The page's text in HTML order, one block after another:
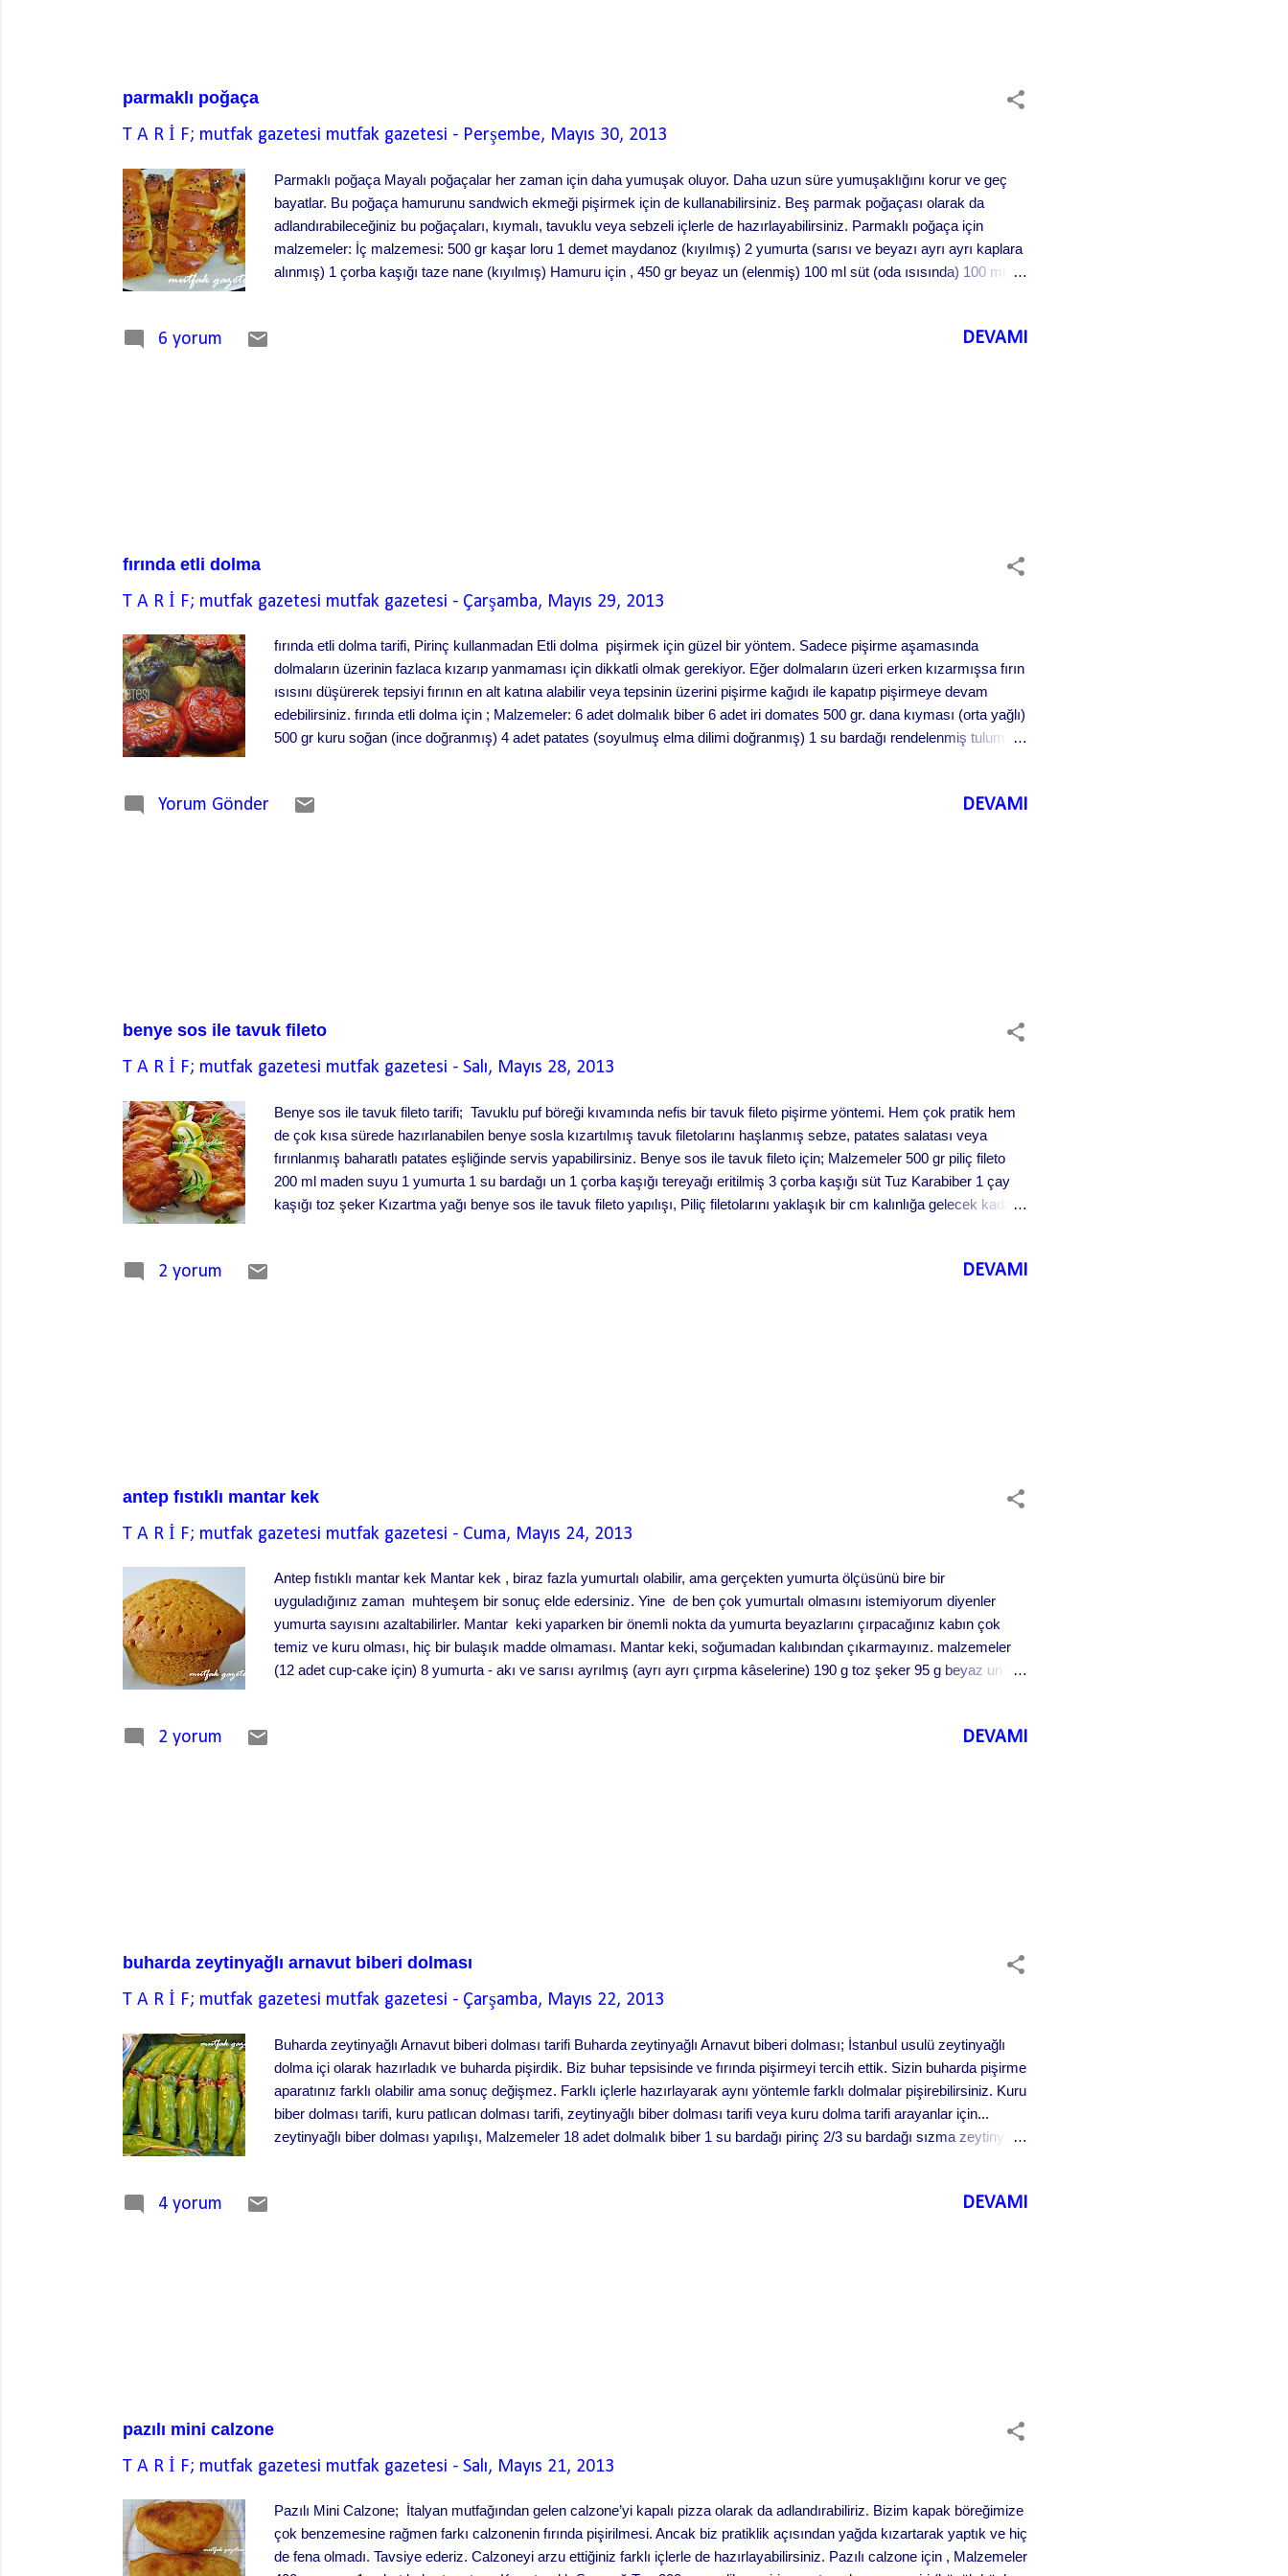
parmaklı poğaça
T A R İ F; mutfak gazetesi mutfak gazetesi - Perşembe, Mayıs 30, 2013
Parmaklı poğaça Mayalı poğaçalar her zaman için daha yumuşak oluyor. Daha uzun süre yumuşaklığını korur ve geç
bayatlar. Bu poğaça hamurunu sandwich ekmeği pişirmek için de kullanabilirsiniz. Beş parmak poğaçası olarak da
adlandırabileceğiniz bu poğaçaları, kıymalı, tavuklu veya sebzeli içlerle de hazırlayabilirsiniz. Parmaklı poğaça için
malzemeler: İç malzemesi: 500 gr kaşar loru 1 demet maydanoz (kıyılmış) 2 yumurta (sarısı ve beyazı ayrı ayrı kaplara
alınmış) 1 çorba kaşığı taze nane (kıyılmış) Hamuru için , 450 gr beyaz un (elenmiş) 100 ml süt (oda ısısında) 100 ml
6 yorum DEVAMI
fırında etli dolma
T A R İ F; mutfak gazetesi mutfak gazetesi - Çarşamba, Mayıs 29, 2013
fırında etli dolma tarifi, Pirinç kullanmadan Etli dolma pişirmek için güzel bir yöntem. Sadece pişirme aşamasında
dolmaların üzerinin fazlaca kızarıp yanmaması için dikkatli olmak gerekiyor. Eğer dolmaların üzeri erken kızarmışsa fırın
ısısını düşürerek tepsiyi fırının en alt katına alabilir veya tepsinin üzerini pişirme kağıdı ile kapatıp pişirmeye devam
edebilirsiniz. fırında etli dolma için ; Malzemeler: 6 adet dolmalık biber 6 adet iri domates 500 gr. dana kıyması (orta yağlı)
500 gr kuru soğan (ince doğranmış) 4 adet patates (soyulmuş elma dilimi doğranmış) 1 su bardağı rendelenmiş tulum
su bardağı kaynar su Fırında etli dolma nasıl yapılır,
Yorum Gönder DEVAMI
benye sos ile tavuk fileto
T A R İ F; mutfak gazetesi mutfak gazetesi - Salı, Mayıs 28, 2013
Benye sos ile tavuk fileto tarifi; Tavuklu puf böreği kıvamında nefis bir tavuk fileto pişirme yöntemi. Hem çok pratik hem
de çok kısa sürede hazırlanabilen benye sosla kızartılmış tavuk filetolarını haşlanmış sebze, patates salatası veya
fırınlanmış baharatlı patates eşliğinde servis yapabilirsiniz. Benye sos ile tavuk fileto için; Malzemeler 500 gr piliç fileto
200 ml maden suyu 1 yumurta 1 su bardağı un 1 çorba kaşığı tereyağı eritilmiş 3 çorba kaşığı süt Tuz Karabiber 1 çay
kaşığı toz şeker Kızartma yağı benye sos ile tavuk fileto yapılışı, Piliç filetolarını yaklaşık bir cm kalınlığa gelecek kadar
2 yorum DEVAMI
antep fıstıklı mantar kek
T A R İ F; mutfak gazetesi mutfak gazetesi - Cuma, Mayıs 24, 2013
Antep fıstıklı mantar kek Mantar kek , biraz fazla yumurtalı olabilir, ama gerçekten yumurta ölçüsünü bire bir
uyguladığınız zaman muhteşem bir sonuç elde edersiniz. Yine de ben çok yumurtalı olmasını istemiyorum diyenler
yumurta sayısını azaltabilirler. Mantar keki yaparken bir önemli nokta da yumurta beyazlarını çırpacağınız kabın çok
temiz ve kuru olması, hiç bir bulaşık madde olmaması. Mantar keki, soğumadan kalıbından çıkarmayınız. malzemeler
(12 adet cup-cake için) 8 yumurta - akı ve sarısı ayrılmış (ayrı ayrı çırpma kâselerine) 190 g toz şeker 95 g beyaz un 55
2 yorum DEVAMI
buharda zeytinyağlı arnavut biberi dolması
T A R İ F; mutfak gazetesi mutfak gazetesi - Çarşamba, Mayıs 22, 2013
Buharda zeytinyağlı Arnavut biberi dolması tarifi Buharda zeytinyağlı Arnavut biberi dolması; İstanbul usulü zeytinyağlı
dolma içi olarak hazırladık ve buharda pişirdik. Biz buhar tepsisinde ve fırında pişirmeyi tercih ettik. Sizin buharda pişirme
aparatınız farklı olabilir ama sonuç değişmez. Farklı içlerle hazırlayarak aynı yöntemle farklı dolmalar pişirebilirsiniz. Kuru
biber dolması tarifi, kuru patlıcan dolması tarifi, zeytinyağlı biber dolması tarifi veya kuru dolma tarifi arayanlar için...
zeytinyağlı biber dolması yapılışı, Malzemeler 18 adet dolmalık biber 1 su bardağı pirinç 2/3 su bardağı sızma zeytinyağı
4 yorum DEVAMI
pazılı mini calzone
T A R İ F; mutfak gazetesi mutfak gazetesi - Salı, Mayıs 21, 2013
Pazılı Mini Calzone; İtalyan mutfağından gelen calzone’yi kapalı pizza olarak da adlandırabiliriz. Bizim kapak böreğimize
çok benzemesine rağmen farkı calzonenin fırında pişirilmesi. Ancak biz pratiklik açısından yağda kızartarak yaptık ve hiç
de fena olmadı. Tavsiye ederiz. Calzoneyi arzu ettiğiniz farklı içlerle de hazırlayabilirsiniz. Pazılı calzone için , Malzemeler